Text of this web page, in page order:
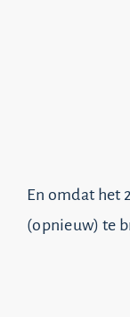
En omdat het
(opnieuw) te